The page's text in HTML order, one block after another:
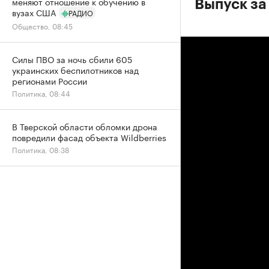
Выпуск
вузах США
РАДИО
Общество, 08:45
Силы ПВО за ночь сбили 605
украинских беспилотников над
регионами России
Политика, 08:44
В Тверской области обломки дрона
повредили фасад объекта Wildberries
Политика, 08:38